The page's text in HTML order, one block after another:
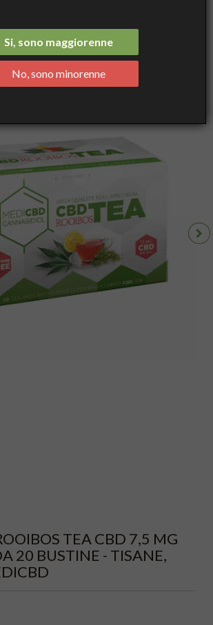
TEA CBD 7,5 MG
20 BUSTINE - TISANE,
Si, sono maggiorenne
No, sono minorenne